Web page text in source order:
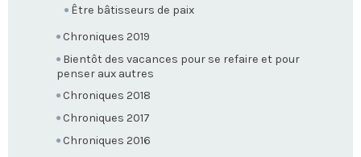
Être bâtisseurs de paix
Chroniques 2019
Bientôt des vacances pour se refaire et pour
penser aux autres
Chroniques 2018
Chroniques 2017
Chroniques 2016